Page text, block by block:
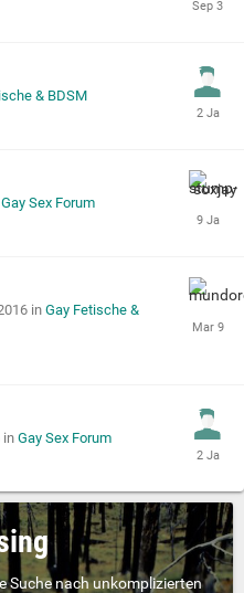
& BDSM
Gay Sex Forum
in Gay Fetische &
in Gay Sex Forum
Suche nach unkomplizierten